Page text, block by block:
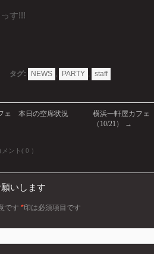
す!!!
タグ: NEWS , PARTY , staff
ェ 本日の空席状況
横浜一軒屋カフ
（10/21）
→
メント( 0 ）
いします
です *印は必須項目です